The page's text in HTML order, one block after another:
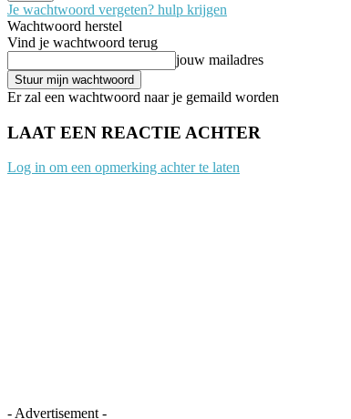
Je wachtwoord vergeten? hulp krijgen
Wachtwoord herstel
Vind je wachtwoord terug
jouw mailadres
Er zal een wachtwoord naar je gemaild worden
LAAT EEN REACTIE ACHTER
Log in om een opmerking achter te laten
- Advertisement -